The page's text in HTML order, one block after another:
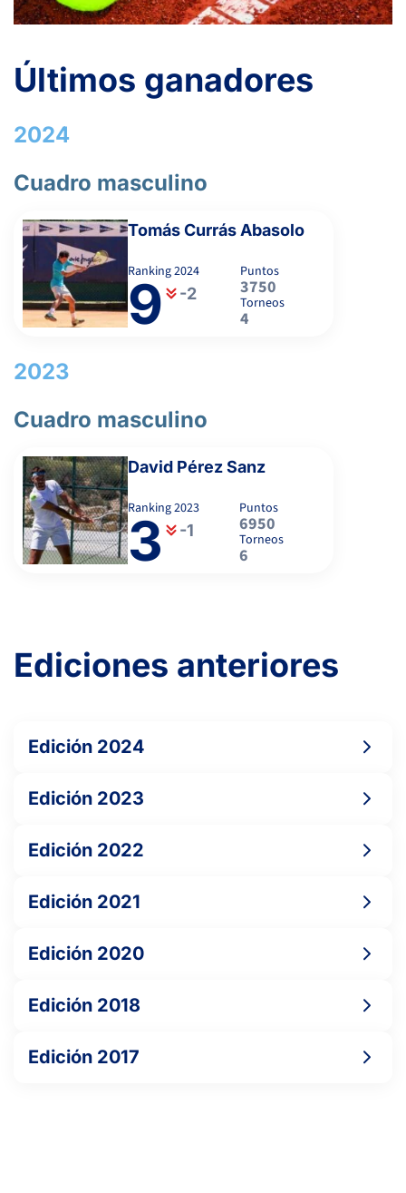
MARTINEZ ALVAREZ, S.
MENENDEZ VIÑA, D.
CURRÁS ABASOLO, T.
CARRETERO SALVADOR, P.
BOUZA PUENTE, J.
Últimos ganadores
2024
Cuadro masculino
Tomás Currás Abasolo
Ranking2024
9 -2
Puntos
3750
Torneos
4
2023
Cuadro masculino
David Pérez Sanz
Ranking2023
3 -1
Puntos
6950
Torneos
6
Ediciones anteriores
Edición 2024
Edición 2023
Edición 2022
Edición 2021
Edición 2020
Edición 2018
Edición 2017